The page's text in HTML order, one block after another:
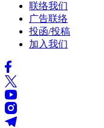
联络我们
广告联络
投函/投稿
加入我们